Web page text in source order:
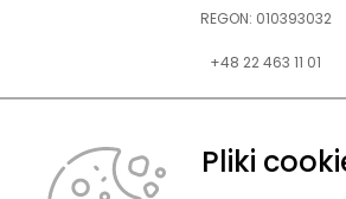
REGON: 010393032
+48 22 463 11 01
Zapraszamy do kontaktu
kontakt@frse.org.pl
Pliki